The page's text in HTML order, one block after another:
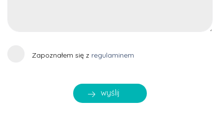
Zapoznałem się z regulaminem